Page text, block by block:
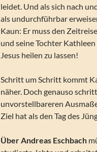
leidet. Und als sich nach
als undurchführbar
Kaun: Er muss den
und seine Tochter
Jesus heilen zu lassen!
Schritt um Schritt kommt
näher. Doch genauso
unvorstellbareren
Ziel hat als den Tag des
Über Andreas Eschbach